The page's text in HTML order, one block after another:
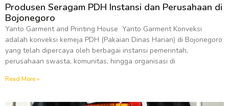
Produsen Seragam PDH Instansi dan Perusahaan di
Bojonegoro
Yanto Garment and Printing House Yanto Garment Konveksi
adalah konveksi kemeja PDH (Pakaian Dinas Harian) di Bojonegoro
yang telah dipercaya oleh berbagai instansi pemerintah,
perusahaan swasta, komunitas, hingga organisasi di
Read More »